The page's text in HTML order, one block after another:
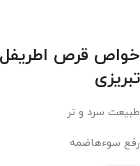
خواص قرص
تبریزی
طبیعت سرد و تر
رفع سوءهاضمه